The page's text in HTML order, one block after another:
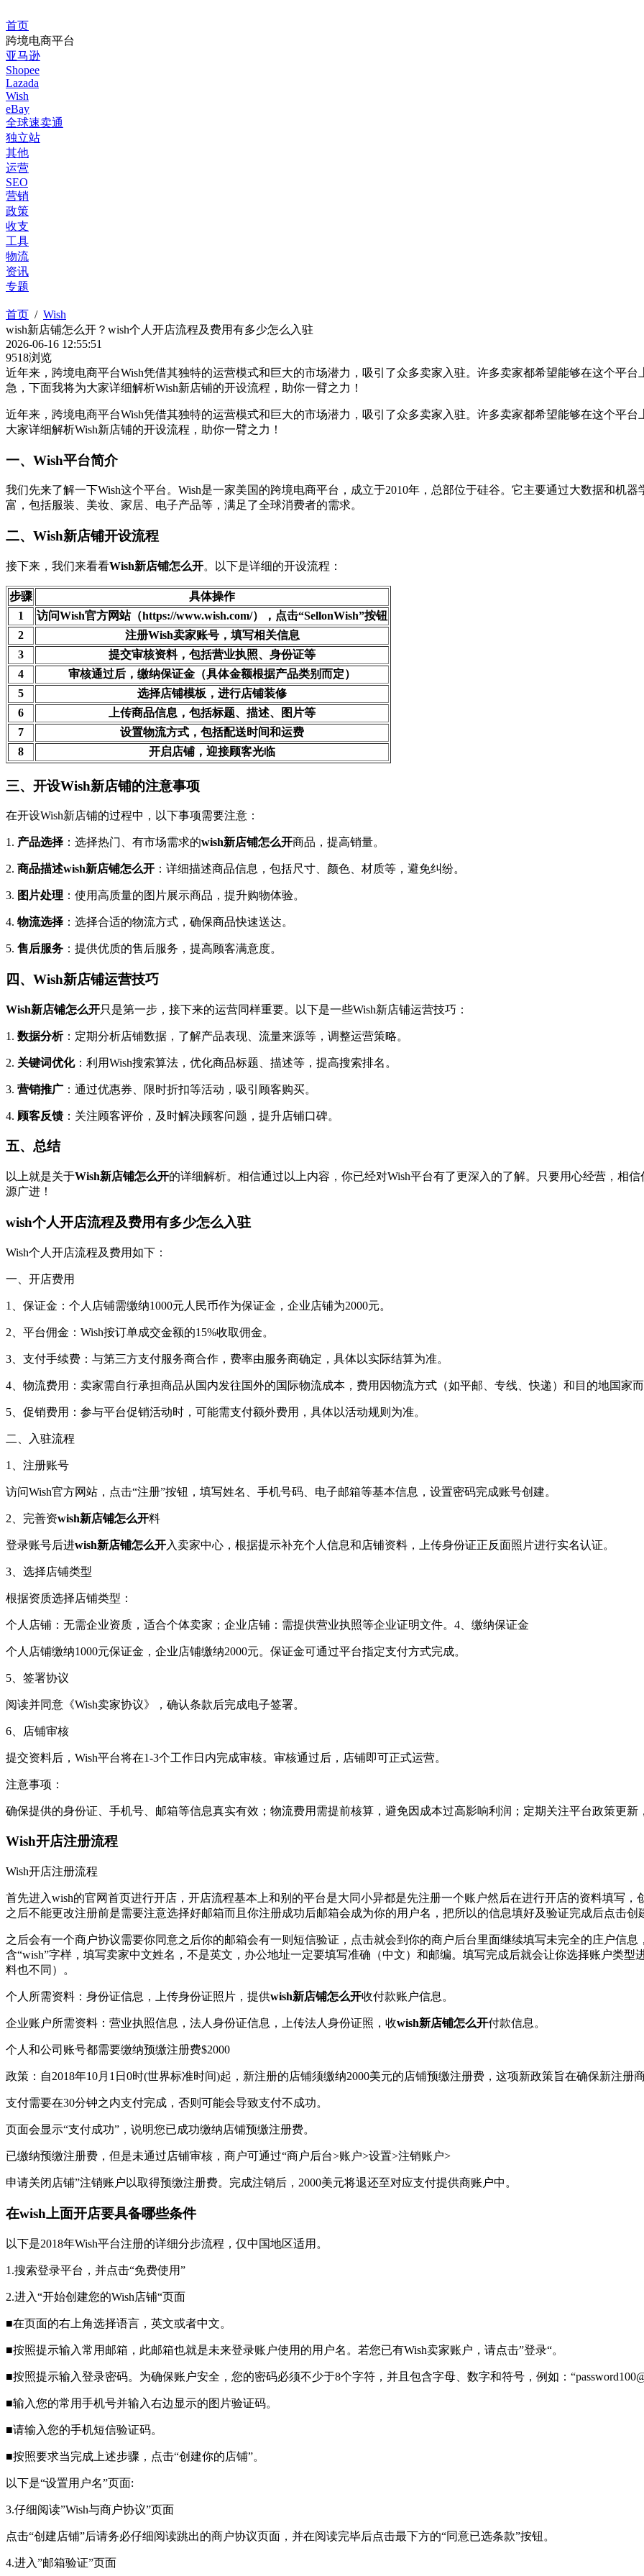
首页
跨境电商平台
亚马逊
Shopee
Lazada
Wish
eBay
全球速卖通
独立站
其他
运营
SEO
营销
政策
收支
工具
物流
资讯
专题
首页 / Wish
wish新店铺怎么开？wish个人开店流程及费用有多少怎么入驻
2026-06-16 12:55:51
9518浏览
近年来，跨境电商平台Wish凭借其独特的运营模式和巨大的市场潜力，吸引了众多卖家入驻。许多卖家都希望能够在这个平台
急，下面我将为大家详细解析Wish新店铺的开设流程，助你一臂之力！
近年来，跨境电商平台Wish凭借其独特的运营模式和巨大的市场潜力，吸引了众多卖家入驻。许多卖家都希望能够在这个平台
大家详细解析Wish新店铺的开设流程，助你一臂之力！
一、Wish平台简介
我们先来了解一下Wish这个平台。Wish是一家美国的跨境电商平台，成立于2010年，总部位于硅谷。它主要通过大数据和机
富，包括服装、美妆、家居、电子产品等，满足了全球消费者的需求。
二、Wish新店铺开设流程
接下来，我们来看看Wish新店铺怎么开。以下是详细的开设流程：
步骤
具体操作
1
访问Wish官方网站（https://www.wish.com/），点击“SellonWish”按钮
2
注册Wish卖家账号，填写相关信息
3
提交审核资料，包括营业执照、身份证等
4
审核通过后，缴纳保证金（具体金额根据产品类别而定）
5
选择店铺模板，进行店铺装修
6
上传商品信息，包括标题、描述、图片等
7
设置物流方式，包括配送时间和运费
8
开启店铺，迎接顾客光临
三、开设Wish新店铺的注意事项
在开设Wish新店铺的过程中，以下事项需要注意：
1. 产品选择 ：选择热门、有市场需求的wish新店铺怎么开商品，提高销量。
2. 商品描述wish新店铺怎么开 ：详细描述商品信息，包括尺寸、颜色、材质等，避免纠纷。
3. 图片处理 ：使用高质量的图片展示商品，提升购物体验。
4. 物流选择 ：选择合适的物流方式，确保商品快速送达。
5. 售后服务 ：提供优质的售后服务，提高顾客满意度。
四、Wish新店铺运营技巧
Wish新店铺怎么开只是第一步，接下来的运营同样重要。以下是一些Wish新店铺运营技巧：
1. 数据分析：定期分析店铺数据，了解产品表现、流量来源等，调整运营策略。
2. 关键词优化：利用Wish搜索算法，优化商品标题、描述等，提高搜索排名。
3. 营销推广 ：通过优惠券、限时折扣等活动，吸引顾客购买。
4. 顾客反馈 ：关注顾客评价，及时解决顾客问题，提升店铺口碑。
五、总结
以上就是关于Wish新店铺怎么开的详细解析。相信通过以上内容，你已经对Wish平台有了更深入的了解。只要用心经营，相
源广进！
wish个人开店流程及费用有多少怎么入驻
Wish个人开店流程及费用如下：
一、开店费用
1、保证金：个人店铺需缴纳1000元人民币作为保证金，企业店铺为2000元。
2、平台佣金：Wish按订单成交金额的15%收取佣金。
3、支付手续费：与第三方支付服务商合作，费率由服务商确定，具体以实际结算为准。
4、物流费用：卖家需自行承担商品从国内发往国外的国际物流成本，费用因物流方式（如平邮、专线、快递）和目的地国家
5、促销费用：参与平台促销活动时，可能需支付额外费用，具体以活动规则为准。
二、入驻流程
1、注册账号
访问Wish官方网站，点击“注册”按钮，填写姓名、手机号码、电子邮箱等基本信息，设置密码完成账号创建。
2、完善资wish新店铺怎么开料
登录账号后进wish新店铺怎么开入卖家中心，根据提示补充个人信息和店铺资料，上传身份证正反面照片进行实名认证。
3、选择店铺类型
根据资质选择店铺类型：
个人店铺：无需企业资质，适合个体卖家；企业店铺：需提供营业执照等企业证明文件。4、缴纳保证金
个人店铺缴纳1000元保证金，企业店铺缴纳2000元。保证金可通过平台指定支付方式完成。
5、签署协议
阅读并同意《Wish卖家协议》，确认条款后完成电子签署。
6、店铺审核
提交资料后，Wish平台将在1-3个工作日内完成审核。审核通过后，店铺即可正式运营。
注意事项：
确保提供的身份证、手机号、邮箱等信息真实有效；物流费用需提前核算，避免因成本过高影响利润；定期关注平台政策更
Wish开店注册流程
Wish开店注册流程
首先进入wish的官网首页进行开店，开店流程基本上和别的平台是大同小异都是先注册一个账户然后在进行开店的资料填写
之后不能更改注册前是需要注意选择好邮箱而且你注册成功后邮箱会成为你的用户名，把所以的信息填好及验证完成后点击创
之后会有一个商户协议需要你同意之后你的邮箱会有一则短信验证，点击就会到你的商户后台里面继续填写未完全的庄户信
含“wish”字样，填写卖家中文姓名，不是英文，办公地址一定要填写准确（中文）和邮编。填写完成后就会让你选择账户类
料也不同）。
个人所需资料：身份证信息，上传身份证照片，提供wish新店铺怎么开收付款账户信息。
企业账户所需资料：营业执照信息，法人身份证信息，上传法人身份证照，收wish新店铺怎么开付款信息。
个人和公司账号都需要缴纳预缴注册费$2000
政策：自2018年10月1日0时(世界标准时间)起，新注册的店铺须缴纳2000美元的店铺预缴注册费，这项新政策旨在确保新注册
支付需要在30分钟之内支付完成，否则可能会导致支付不成功。
页面会显示“支付成功”，说明您已成功缴纳店铺预缴注册费。
已缴纳预缴注册费，但是未通过店铺审核，商户可通过“商户后台>账户>设置>注销账户>
申请关闭店铺”注销账户以取得预缴注册费。完成注销后，2000美元将退还至对应支付提供商账户中。
在wish上面开店要具备哪些条件
以下是2018年Wish平台注册的详细分步流程，仅中国地区适用。
1.搜索登录平台，并点击“免费使用”
2.进入“开始创建您的Wish店铺“页面
■在页面的右上角选择语言，英文或者中文。
■按照提示输入常用邮箱，此邮箱也就是未来登录账户使用的用户名。若您已有Wish卖家账户，请点击”登录“。
■按照提示输入登录密码。为确保账户安全，您的密码必须不少于8个字符，并且包含字母、数字和符号，例如：
■输入您的常用手机号并输入右边显示的图片验证码。
■请输入您的手机短信验证码。
■按照要求当完成上述步骤，点击“创建你的店铺”。
以下是“设置用户名”页面:
3.仔细阅读”Wish与商户协议”页面
点击“创建店铺”后请务必仔细阅读跳出的商户协议页面，并在阅读完毕后点击最下方的“同意已选条款”按钮。
4.进入”邮箱验证”页面